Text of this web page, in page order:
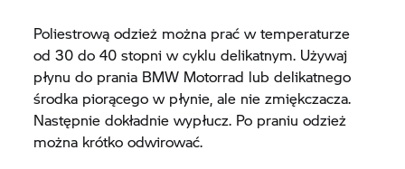
Poliestrową odzież można prać w temperaturze
od 30 do 40 stopni w cyklu delikatnym. Używaj
płynu do prania BMW Motorrad lub delikatnego
środka piorącego w płynie, ale nie zmiękczacza.
Następnie dokładnie wypłucz. Po praniu odzież
można krótko odwirować.